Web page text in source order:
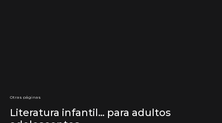
Otras páginas
Literatura infantil… para adultos